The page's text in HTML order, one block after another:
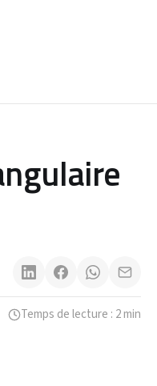
Temps de lecture : 2 min